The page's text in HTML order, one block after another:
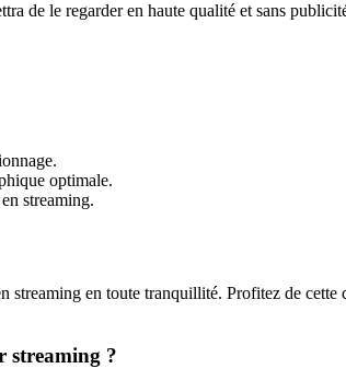
de le regarder en haute qualité et sans
optimale.
streaming.
en toute tranquillité. Profitez de
streaming ?